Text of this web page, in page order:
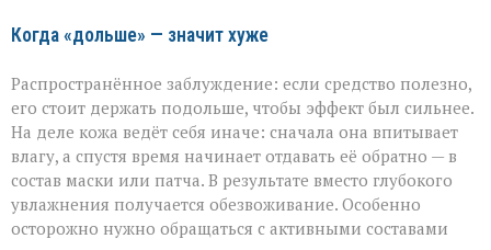
Когда «дольше» — значит хуже
Распространённое заблуждение: если средство полезно,
его стоит держать подольше, чтобы эффект был сильнее.
На деле кожа ведёт себя иначе: сначала она впитывает
влагу, а спустя время начинает отдавать её обратно — в
состав маски или патча. В результате вместо глубокого
увлажнения получается обезвоживание. Особенно
осторожно нужно обращаться с активными составами